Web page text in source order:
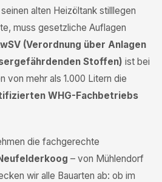
seinen alten Heizöltank stilllegen
muss gesetzliche Auflagen
(Verordnung über Anlagen
Stoffen) ist bei
von mehr als 1.000 Litern die
WHG-Fachbetriebs
die fachgerechte
– von Mühlendorf
wir alle Bauarten ab: ob im